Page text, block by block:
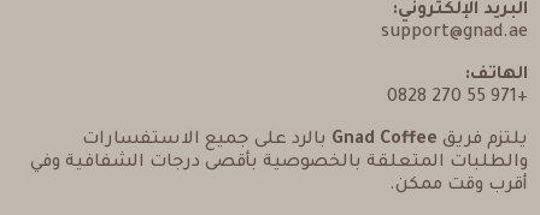
البريد الإلكتروني:
support@gnad.ae
الهاتف:
+971 55 270 0828
يلتزم فريق Gnad Coffee بالرد على جميع الاستفسارات
والطلبات المتعلقة بالخصوصية بأقصى درجات الشفافية وفي
أقرب وقت ممكن.